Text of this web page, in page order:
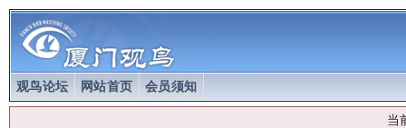
观鸟论坛 网站首页 会员须知
当